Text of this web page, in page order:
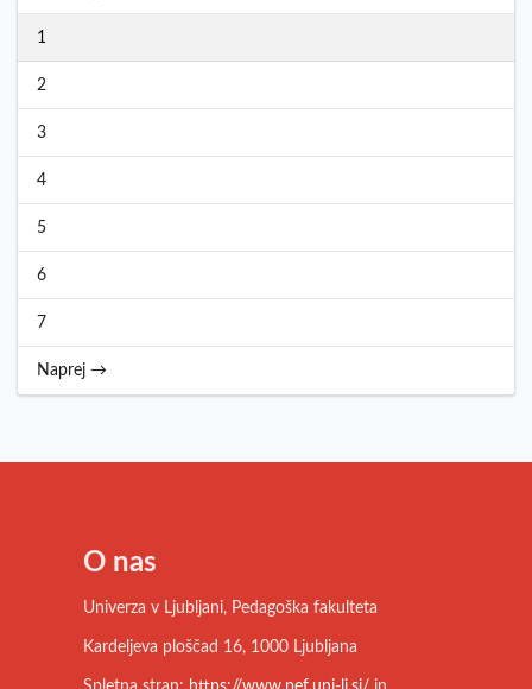
1
2
3
4
5
6
7
Naprej →
O nas
Univerza v Ljubljani, Pedagoška fakulteta
Kardeljeva ploščad 16, 1000 Ljubljana